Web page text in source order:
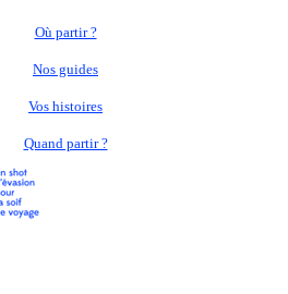
Où partir ?
Nos guides
Vos histoires
Quand partir ?